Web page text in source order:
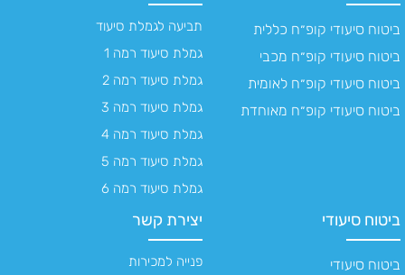
ביטוח סיעודי
ביטוח סיעודי
ביטוח סיעודי קופ״ח כללית
ביטוח סיעודי קופ״ח מכבי
ביטוח סיעודי קופ״ח לאומית
ביטוח סיעודי קופ״ח מאוחדת
תביעה לגמלת סיעוד
גמלת סיעוד רמה 1
גמלת סיעוד רמה 2
גמלת סיעוד רמה 3
גמלת סיעוד רמה 4
גמלת סיעוד רמה 5
גמלת סיעוד רמה 6
יצירת קשר
פנייה למכירות